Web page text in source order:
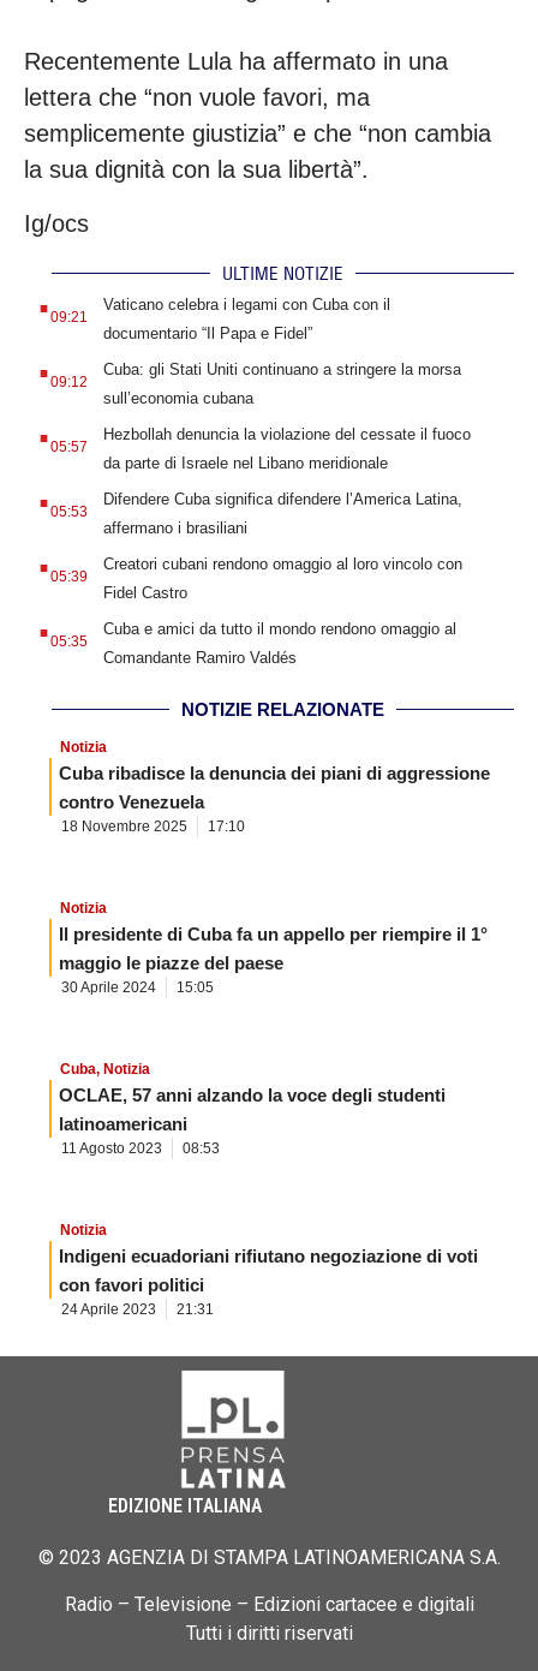
Recentemente Lula ha affermato in una
lettera che “non vuole favori, ma
semplicemente giustizia” e che “non cambia
la sua dignità con la sua libertà”.
Ig/ocs
ULTIME NOTIZIE
.09:21
Vaticano celebra i legami con Cuba con il
documentario “Il Papa e Fidel”
.09:12
Cuba: gli Stati Uniti continuano a stringere la morsa
sull’economia cubana
.05:57
Hezbollah denuncia la violazione del cessate il fuoco
da parte di Israele nel Libano meridionale
.05:53
Difendere Cuba significa difendere l’America Latina,
affermano i brasiliani
.05:39
Creatori cubani rendono omaggio al loro vincolo con
Fidel Castro
.05:35
Cuba e amici da tutto il mondo rendono omaggio al
Comandante Ramiro Valdés
NOTIZIE RELAZIONATE
Notizia
Cuba ribadisce la denuncia dei piani di aggressione
contro Venezuela
18 Novembre 2025 17:10
Notizia
Il presidente di Cuba fa un appello per riempire il 1°
maggio le piazze del paese
30 Aprile 2024 15:05
Cuba, Notizia
OCLAE, 57 anni alzando la voce degli studenti
latinoamericani
11 Agosto 2023 08:53
Notizia
Indigeni ecuadoriani rifiutano negoziazione di voti
con favori politici
24 Aprile 2023 21:31
EDIZIONE ITALIANA
© 2023 AGENZIA DI STAMPA LATINOAMERICANA S.A.
Radio – Televisione – Edizioni cartacee e digitali
Tutti i diritti riservati